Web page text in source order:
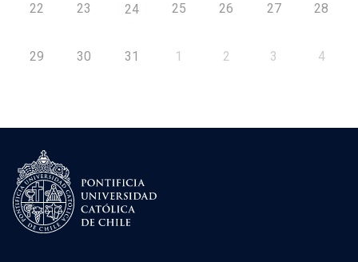
22 23 24 25 26 27 28
29 30 31 1 2 3 4